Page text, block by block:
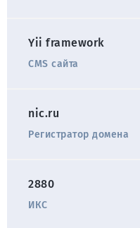
Yii framework
CMS сайта
nic.ru
Регистратор домена
2880
ИКС